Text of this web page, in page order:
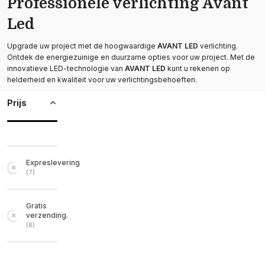
Led
Upgrade uw project met de hoogwaardige AVANT LED verlichting.
Ontdek de energiezuinige en duurzame opties voor uw project. Met de
innovatieve LED-technologie van AVANT LED kunt u rekenen op
helderheid en kwaliteit voor uw verlichtingsbehoeften.
Prijs
Expreslevering
(7)
Gratis
verzending.
(8)